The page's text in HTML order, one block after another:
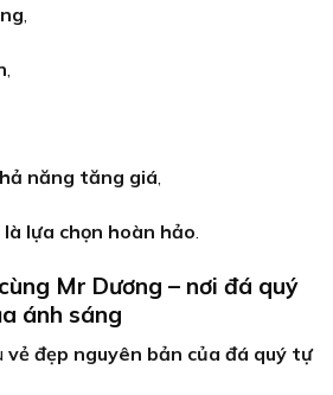
năng tăng giá,
lựa chọn hoàn hảo.
Mr Dương – nơi đá quý
ánh sáng
vẻ đẹp nguyên bản của đá quý tự